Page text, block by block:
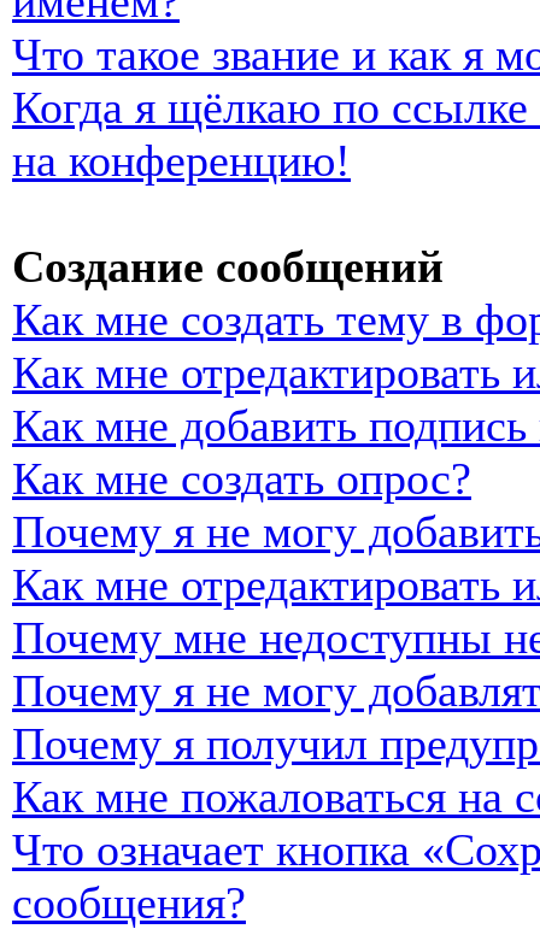
Что такое звание и как я
Когда я щёлкаю по
на конференцию!
Создание сообщений
Как мне создать тему в
Как мне отредактировать
Как мне добавить
Как мне создать опрос?
Почему я не могу
Как мне отредактировать
Почему мне недоступны
Почему я не могу
Почему я получил
Как мне пожаловаться на
Что означает кнопка
сообщения?